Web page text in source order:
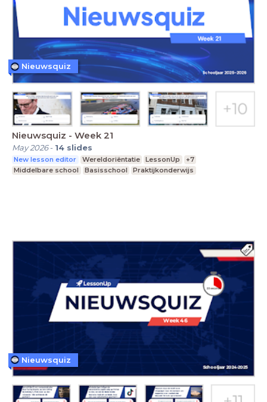
Nieuwsquiz - Week 21
May 2026- 14 slides
New lesson editor Wereldoriëntatie LessonUp
+7
Middelbare school
Basisschool Praktijkonderwijs
Nieuwsquiz
Nieuwsquiz